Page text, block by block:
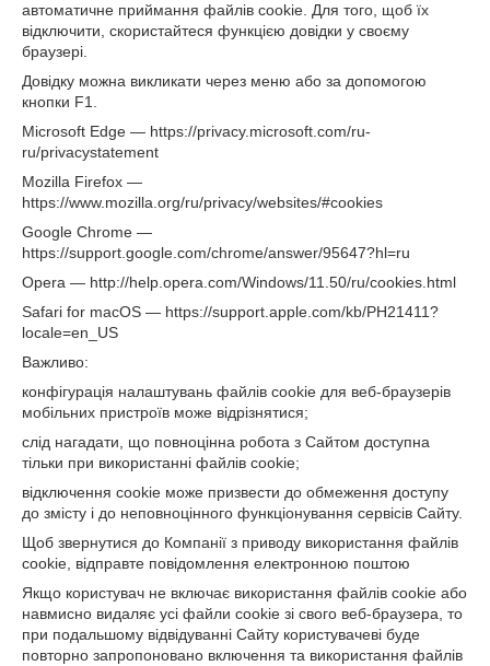
автоматичне приймання файлів cookie. Для того, щоб їх
відключити, скористайтеся функцією довідки у своєму
браузері.
Довідку можна викликати через меню або за допомогою
кнопки F1.
Microsoft Edge — https://privacy.microsoft.com/ru-
ru/privacystatement
Mozilla Firefox —
https://www.mozilla.org/ru/privacy/websites/#cookies
Google Chrome —
https://support.google.com/chrome/answer/95647?hl=ru
Opera — http://help.opera.com/Windows/11.50/ru/cookies.html
Safari for macOS — https://support.apple.com/kb/PH21411?
locale=en_US
Важливо:
конфігурація налаштувань файлів cookie для веб-браузерів
мобільних пристроїв може відрізнятися;
слід нагадати, що повноцінна робота з Сайтом доступна
тільки при використанні файлів cookie;
відключення cookie може призвести до обмеження доступу
до змісту і до неповноцінного функціонування сервісів Сайту.
Щоб звернутися до Компанії з приводу використання файлів
cookie, відправте повідомлення електронною поштою
Якщо користувач не включає використання файлів cookie або
навмисно видаляє усі файли cookie зі свого веб-браузера, то
при подальшому відвідуванні Сайту користувачеві буде
повторно запропоновано включення та використання файлів